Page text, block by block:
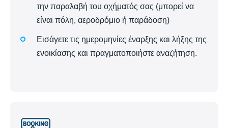
την παραλαβή του οχήματός σας (μπορεί να
είναι πόλη, αεροδρόμιο ή παράδοση)
Εισάγετε τις ημερομηνίες έναρξης και λήξης της
ενοικίασης και πραγματοποιήστε αναζήτηση.